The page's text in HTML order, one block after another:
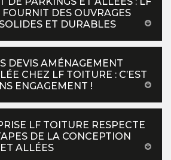
DES OUVRAGES
ET DURABLES
DEVIS AMÉNAGEMENT
CHEZ LF TOITURE : C’EST
ENGAGEMENT !
LF TOITURE RESPECTE
DE LA CONCEPTION
ALLÉES